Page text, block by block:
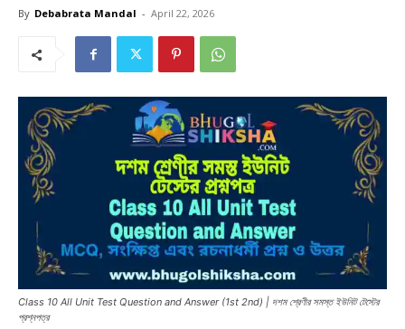
By Debabrata Mandal - April 22, 2026
Class 10 All Unit Test Question and Answer (1st 2nd) | দশম শ্রেণীর সমস্ত ইউনিট টেস্টের
প্রশ্নপত্র